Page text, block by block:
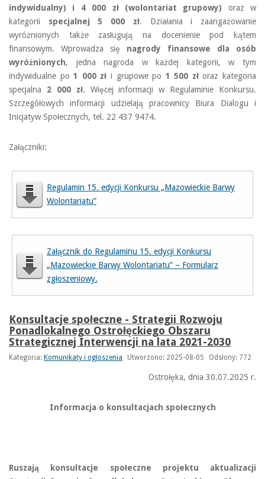
indywidualny) i 4 000 zł (wolontariat grupowy) oraz w
kategorii specjalnej 5 000 zł. Działania i zaangażowanie
wyróżnionych także zasługują na docenienie pod kątem
finansowym. Wprowadza się nagrody finansowe dla osób
wyróżnionych, jedna nagroda w każdej kategorii, w tym
indywidualne po1 000 zł i grupowe po 1 500 złoraz kategoria
specjalna 2 000 zł. Więcej informacji w Regulaminie Konkursu.
Szczegółowych informacji udzielają pracownicy Biura Dialogu i
Inicjatyw Społecznych, tel. 22 437 9474.
Załączniki:
Regulamin 15. edycji Konkursu „Mazowieckie Barwy
Wolontariatu”
Załącznik do Regulaminu 15. edycji Konkursu
„Mazowieckie Barwy Wolontariatu” – Formularz
zgłoszeniowy.
Konsultacje społeczne - Strategii Rozwoju
Ponadlokalnego Ostrołęckiego Obszaru
Strategicznej Interwencji na lata 2021-2030
Kategoria: Komunikaty i ogłoszenia Utworzono: 2025-08-05 Odsłony: 772
Ostrołęka, dnia 30.07.2025 r.
Informacja o konsultacjach społecznych
Ruszają konsultacje społeczne projektu aktualizacji